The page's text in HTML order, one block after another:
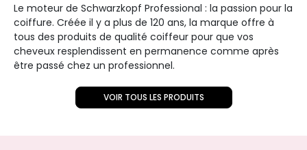
Le moteur de Schwarzkopf Professional : la passion pour la
coiffure. Créée il y a plus de 120 ans, la marque offre à
tous des produits de qualité coiffeur pour que vos
cheveux resplendissent en permanence comme après
être passé chez un professionnel.
VOIR TOUS LES PRODUITS